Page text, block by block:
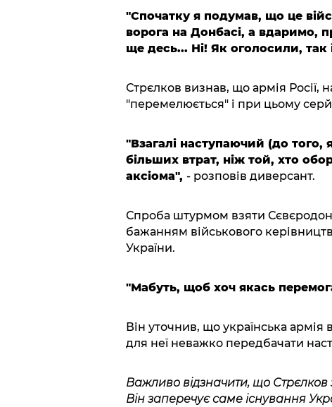
"Спочатку я подумав, що це
ворога на Донбасі, а вдаримо,
ще десь... Ні! Як оголосили, так
Стрєлков визнав, що армія Росії,
"перемелюється" і при цьому
"Взагалі наступаючий (до
більших втрат, ніж той, хто
аксіома", - розповів диверсант.
Спроба штурмом взяти
бажанням військового
України.
"Мабуть, щоб хоч якась
Він уточнив, що українська
для неї неважко передбачати
Важливо відзначити, що
Він заперечує саме існування